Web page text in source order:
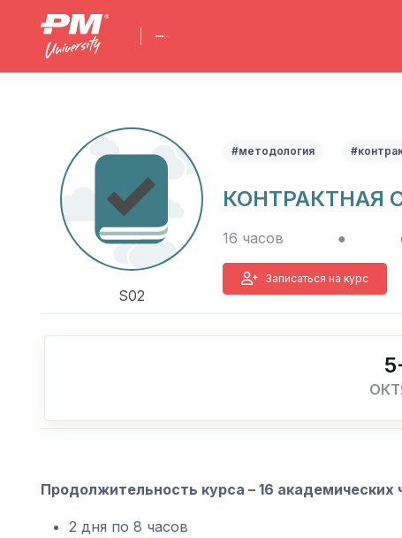
S02
#методология
КОНТРАКТНАЯ
16 часов ●
Записаться на курс
Продолжительность курса – 16 академических
2 дня по 8 часов